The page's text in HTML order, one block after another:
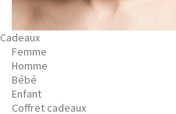
Cadeaux
Femme
Homme
Bébé
Enfant
Coffret cadeaux